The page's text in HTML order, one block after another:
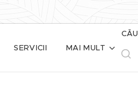
SERVICII MAI MULT